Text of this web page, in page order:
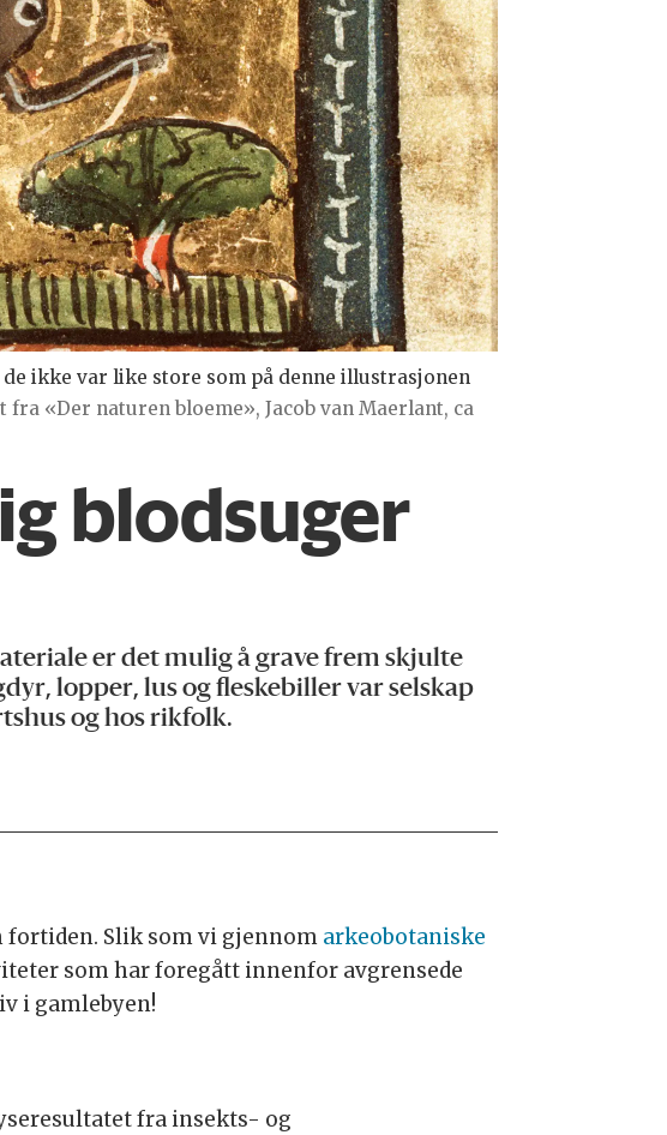
ikke var like store som på denne illustrasjonen
«Der naturen bloeme», Jacob van Maerlant, ca
blodsuger
er det mulig å grave frem skjulte
lopper, lus og fleskebiller var selskap
og hos rikfolk.
fortiden. Slik som vi gjennom arkeobotaniske
som har foregått innenfor avgrensede
i gamlebyen!
fra insekts- og